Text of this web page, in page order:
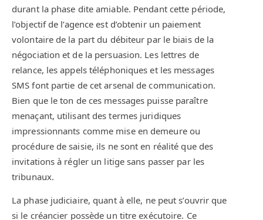
durant la phase dite amiable. Pendant cette période,
l’objectif de l’agence est d’obtenir un paiement
volontaire de la part du débiteur par le biais de la
négociation et de la persuasion. Les lettres de
relance, les appels téléphoniques et les messages
SMS font partie de cet arsenal de communication.
Bien que le ton de ces messages puisse paraître
menaçant, utilisant des termes juridiques
impressionnants comme mise en demeure ou
procédure de saisie, ils ne sont en réalité que des
invitations à régler un litige sans passer par les
tribunaux.
La phase judiciaire, quant à elle, ne peut s’ouvrir que
si le créancier possède un titre exécutoire. Ce